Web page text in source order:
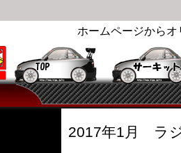
ホームページから
2017年1月 ラ